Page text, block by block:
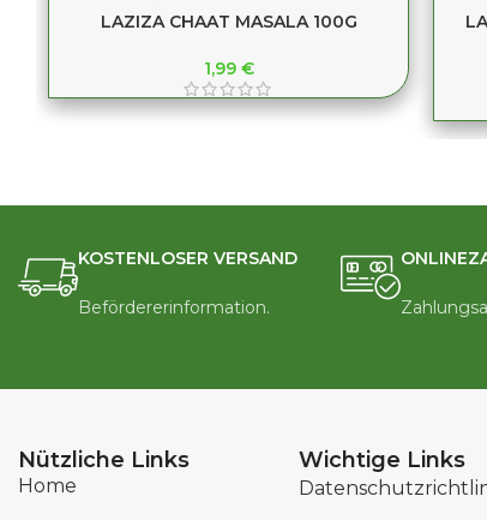
LAZIZA CHAAT MASALA 100G
1,99 €
KOSTENLOSER VERSAND
Befördererinformation.
Nützliche Links
Home
Wichtige Links